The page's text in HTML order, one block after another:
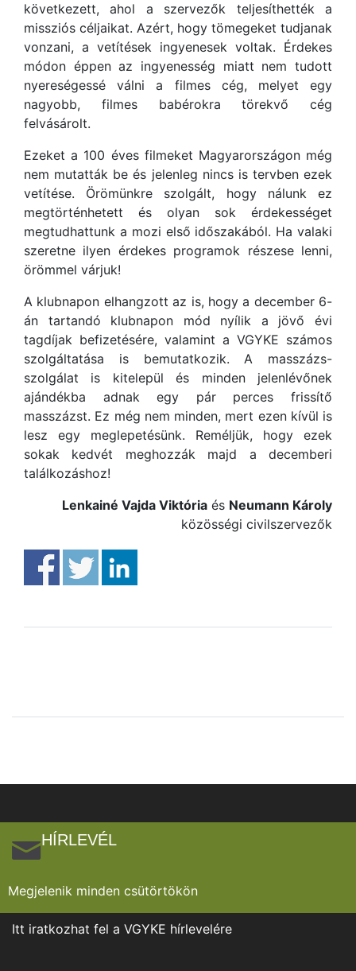
következett, ahol a szervezők teljesíthették a
missziós céljaikat. Azért, hogy tömegeket tudjanak
vonzani, a vetítések ingyenesek voltak. Érdekes
módon éppen az ingyenesség miatt nem tudott
nyereségessé válni a filmes cég, melyet egy
nagyobb, filmes babérokra törekvő cég
felvásárolt.
Ezeket a 100 éves filmeket Magyarországon még
nem mutatták be és jelenleg nincs is tervben ezek
vetítése. Örömünkre szolgált, hogy nálunk ez
megtörténhetett és olyan sok érdekességet
megtudhattunk a mozi első időszakából. Ha valaki
szeretne ilyen érdekes programok részese lenni,
örömmel várjuk!
A klubnapon elhangzott az is, hogy a december 6-
án tartandó klubnapon mód nyílik a jövő évi
tagdíjak befizetésére, valamint a VGYKE számos
szolgáltatása is bemutatkozik. A masszázs-
szolgálat is kitelepül és minden jelenlévőnek
ajándékba adnak egy pár perces frissítő
masszázst. Ez még nem minden, mert ezen kívül is
lesz egy meglepetésünk. Reméljük, hogy ezek
sokak kedvét meghozzák majd a decemberi
találkozáshoz!
Lenkainé Vajda Viktória és Neumann Károly
közösségi civilszervezők
HÍRLEVÉL
Megjelenik minden csütörtökön
Itt iratkozhat fel a VGYKE hírlevelére